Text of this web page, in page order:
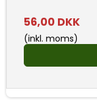
56,00 DKK
(inkl. moms)